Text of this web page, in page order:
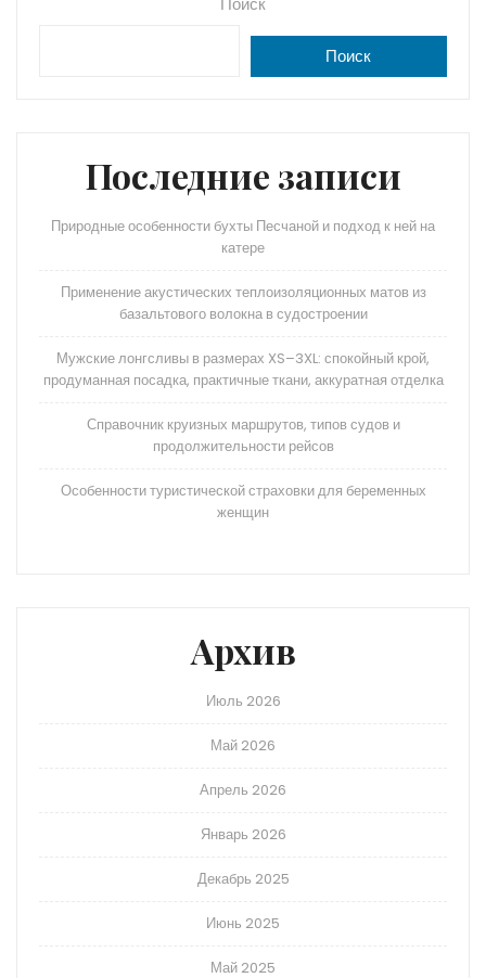
Поиск
Последние записи
Природные особенности бухты Песчаной и подход к ней на
катере
Применение акустических теплоизоляционных матов из
базальтового волокна в судостроении
Мужские лонгсливы в размерах XS–3XL: спокойный крой,
продуманная посадка, практичные ткани, аккуратная отделка
Справочник круизных маршрутов, типов судов и
продолжительности рейсов
Особенности туристической страховки для беременных
женщин
Архив
Июль 2026
Май 2026
Апрель 2026
Январь 2026
Декабрь 2025
Июнь 2025
Май 2025